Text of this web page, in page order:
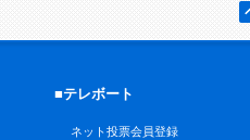
■テレボート
ネット投票会員登録